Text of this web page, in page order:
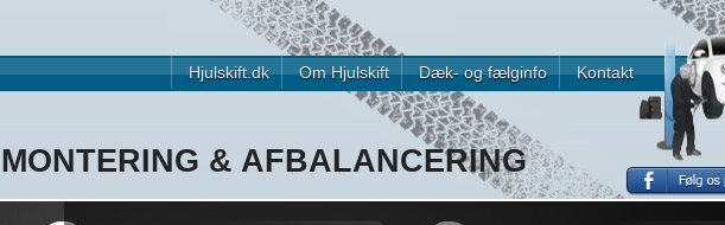
Hjulskift.dk Om Hjulskift Dæk- og fælginfo Kontakt
& AFBALANCERING